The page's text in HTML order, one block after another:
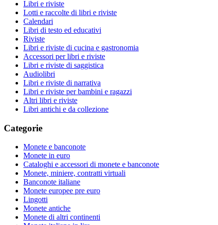
Libri e riviste
Lotti e raccolte di libri e riviste
Calendari
Libri di testo ed educativi
Riviste
Libri e riviste di cucina e gastronomia
Accessori per libri e riviste
Libri e riviste di saggistica
Audiolibri
Libri e riviste di narrativa
Libri e riviste per bambini e ragazzi
Altri libri e riviste
Libri antichi e da collezione
Categorie
Monete e banconote
Monete in euro
Cataloghi e accessori di monete e banconote
Monete, miniere, contratti virtuali
Banconote italiane
Monete europee pre euro
Lingotti
Monete antiche
Monete di altri continenti